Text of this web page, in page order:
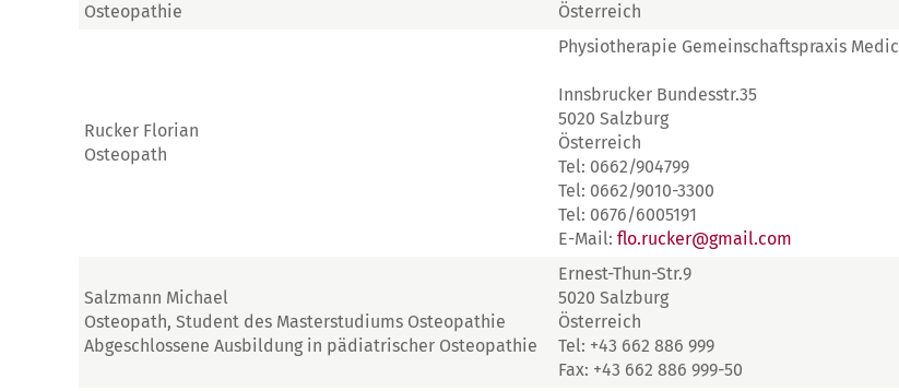
Osteopathie
Österreich
Rucker Florian
Osteopath
Physiotherapie Gemeinschaftspraxis Medic
Innsbrucker Bundesstr.35
5020 Salzburg
Österreich
Tel: 0662/904799
Tel: 0662/9010-3300
Tel: 0676/6005191
E-Mail: flo.rucker@gmail.com
Salzmann Michael
Osteopath, Student des Masterstudiums Osteopathie
Abgeschlossene Ausbildung in pädiatrischer Osteopathie
Ernest-Thun-Str.9
5020 Salzburg
Österreich
Tel: +43 662 886 999
Fax: +43 662 886 999-50